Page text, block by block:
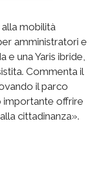
alla mobilità
amministratori e
e una Yaris ibride,
Commenta il
il parco
importante offrire
cittadinanza».